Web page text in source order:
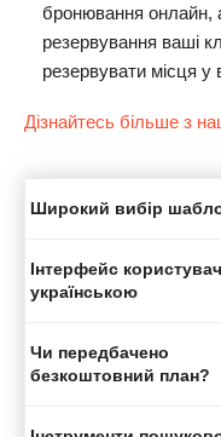
бронювання онлайн,
резервування ваші
резервувати місця у
Дізнайтесь більше з
Широкий вибір
Інтерфейс
українською
Чи передбачено
безкоштовний план?